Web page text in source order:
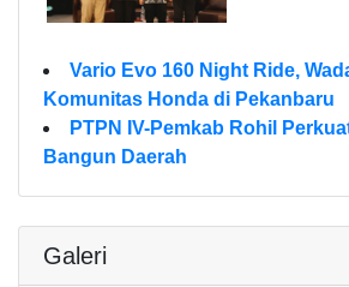
Vario Evo 160 Night Ride,
Komunitas Honda di Pekanbaru
PTPN IV-Pemkab Rohil
Bangun Daerah
Galeri